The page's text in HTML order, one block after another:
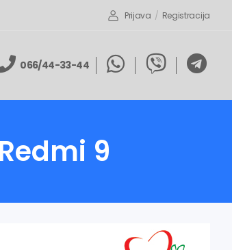
Prijava / Registracija
066/44-33-44
9